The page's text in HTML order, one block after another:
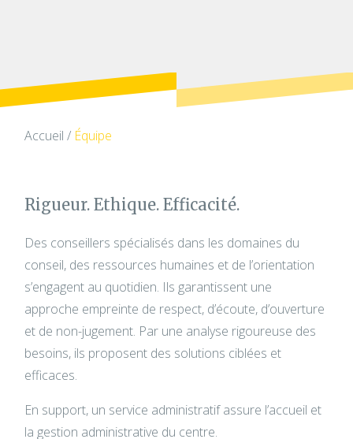
Accueil / Équipe
Rigueur. Ethique. Efficacité.
Des conseillers spécialisés dans les domaines du
conseil, des ressources humaines et de l’orientation
s’engagent au quotidien. Ils garantissent une
approche empreinte de respect, d’écoute, d’ouverture
et de non-jugement. Par une analyse rigoureuse des
besoins, ils proposent des solutions ciblées et
efficaces.
En support, un service administratif assure l’accueil et
la gestion administrative du centre.